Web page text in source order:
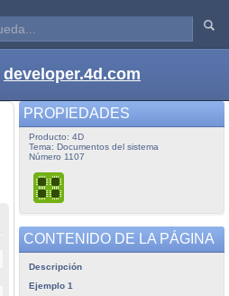
developer.4d.com
PROPIEDADES
Producto: 4D
Tema: Documentos del sistema
Número 1107
CONTENIDO DE LA PÁGINA
Descripción
Ejemplo 1